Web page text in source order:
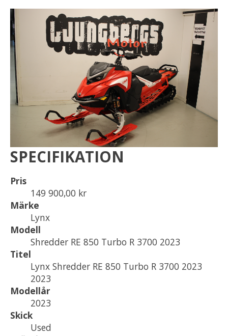
SPECIFIKATION
Pris
149 900,00 kr
Märke
Lynx
Modell
Shredder RE 850 Turbo R 3700 2023
Titel
Lynx Shredder RE 850 Turbo R 3700 2023
2023
Modellår
2023
Skick
Used